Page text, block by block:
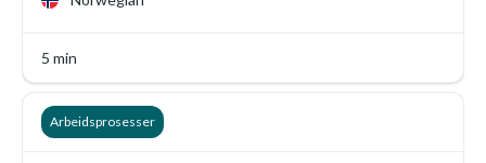
5 min
Arbeidsprosesser